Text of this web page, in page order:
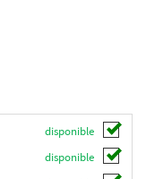
disponible
disponible